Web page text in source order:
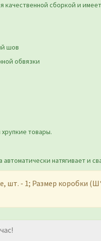
сборкой и
шов
обвязки
товары.
натягивает и
шт. - 1; Размер коробки